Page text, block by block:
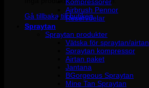
Gå tillbaka till butiken
Airbrush Pennor
Reservdelar
Spraytan
Spraytan produkter
Vätska för spraytan/airtan
Spraytan kompressor
Airtan paket
Jantana
BGorgeous Spraytan
Mine Tan Spraytan